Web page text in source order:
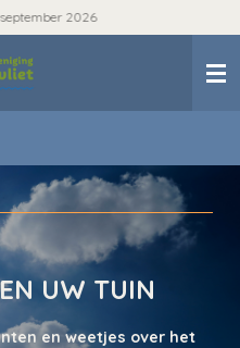
2026
UW TUIN
en weetjes over het